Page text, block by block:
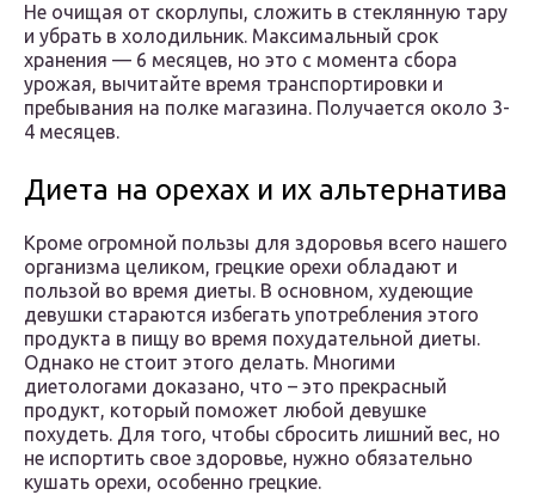
Не очищая от скорлупы, сложить в стеклянную тару
и убрать в холодильник. Максимальный срок
хранения — 6 месяцев, но это с момента сбора
урожая, вычитайте время транспортировки и
пребывания на полке магазина. Получается около 3-
4 месяцев.
Диета на орехах и их альтернатива
Кроме огромной пользы для здоровья всего нашего
организма целиком, грецкие орехи обладают и
пользой во время диеты. В основном, худеющие
девушки стараются избегать употребления этого
продукта в пищу во время похудательной диеты.
Однако не стоит этого делать. Многими
диетологами доказано, что – это прекрасный
продукт, который поможет любой девушке
похудеть. Для того, чтобы сбросить лишний вес, но
не испортить свое здоровье, нужно обязательно
кушать орехи, особенно грецкие.